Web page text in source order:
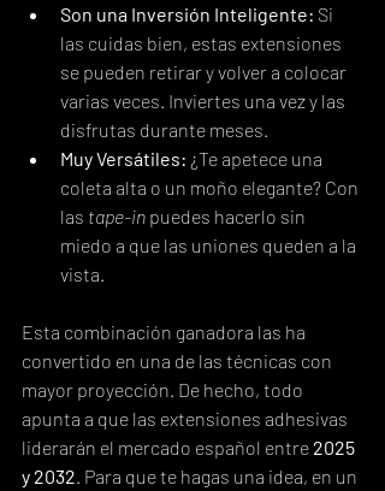
Son una Inversión Inteligente: Si
las cuidas bien, estas extensiones
se pueden retirar y volver a colocar
varias veces. Inviertes una vez y las
disfrutas durante meses.
Muy Versátiles: ¿Te apetece una
coleta alta o un moño elegante? Con
las tape-in puedes hacerlo sin
miedo a que las uniones queden a la
vista.
Esta combinación ganadora las ha
convertido en una de las técnicas con
mayor proyección. De hecho, todo
apunta a que las extensiones adhesivas
liderarán el mercado español entre 2025
y 2032 . Para que te hagas una idea, en un